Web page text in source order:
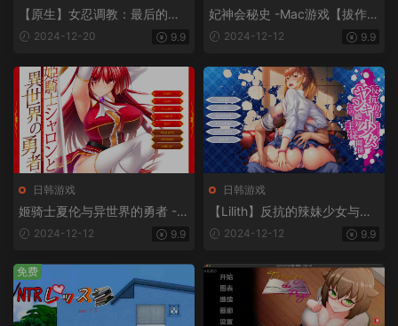
【原生】女忍调教：最后的战
争V3.20 -Mac游戏/Sarada Tr
【欧美slg/火影同人/无马/后
宫/调教/2D/画风赞/画廊解锁/
站长推荐/送windows版和安卓
版】
2024-12-20 9.9
妃神会秘史 -Mac游戏【拔作/A
DV/官中/赠windows版】
2024-12-12 9.9
日韩游戏
姬骑士夏伦与异世界的勇者 -M
ac游戏/姫騎士シャロンと異世
ADV/阿黑颜/巨乳/画廊全开/赠
windows版】
2024-12-12 9.9
日韩游戏
【Lilith】反抗的辣妹少女与绝
对主从关系 -Mac游戏/反抗的
関係 for mac【ADV/画廊全开/
赠windows版】
2024-12-12 9.9
免费